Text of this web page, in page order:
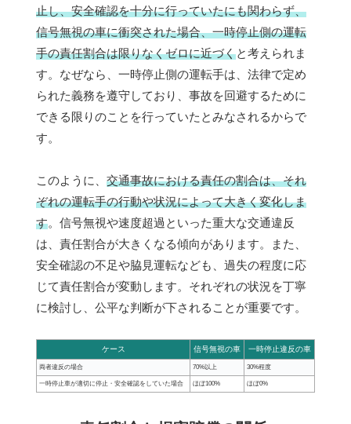
止し、安全確認を十分に行っていたにも関わらず、
信号無視の車に衝突された場合、一時停止側の運転
手の責任割合は限りなくゼロに近づくと考えられま
す。なぜなら、一時停止側の運転手は、法律で定め
られた義務を遵守しており、事故を回避するために
できる限りのことを行っていたとみなされるからで
す。
このように、 交通事故における責任の割合は、それ
ぞれの運転手の行動や状況によって大きく変化しま
す。信号無視や速度超過といった重大な交通違反
は、責任割合が大きくなる傾向があります。また、
安全確認の不足や脇見運転なども、過失の程度に応
じて責任割合が変動します。それぞれの状況を丁寧
に検討し、公平な判断が下されることが重要です。
ケース 信号無視の車 一時停止違反の車
両者違反の場合 70%以上 30%程度
一時停止車が適切に停止・安全確認をしていた場合 ほぼ100% ほぼ0%